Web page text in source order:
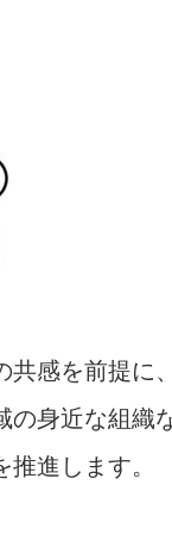
共感を前提に
の身近な組織
進します。